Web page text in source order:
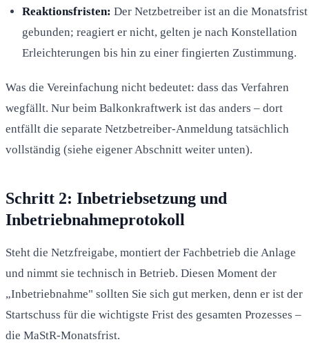
Reaktionsfristen: Der Netzbetreiber ist an die Monatsfrist
gebunden; reagiert er nicht, gelten je nach Konstellation
Erleichterungen bis hin zu einer fingierten Zustimmung.
Was die Vereinfachung nicht bedeutet: dass das Verfahren
wegfällt. Nur beim Balkonkraftwerk ist das anders – dort
entfällt die separate Netzbetreiber-Anmeldung tatsächlich
vollständig (siehe eigener Abschnitt weiter unten).
Schritt 2: Inbetriebsetzung und
Inbetriebnahmeprotokoll
Steht die Netzfreigabe, montiert der Fachbetrieb die Anlage
und nimmt sie technisch in Betrieb. Diesen Moment der
„Inbetriebnahme" sollten Sie sich gut merken, denn er ist der
Startschuss für die wichtigste Frist des gesamten Prozesses –
die MaStR-Monatsfrist.